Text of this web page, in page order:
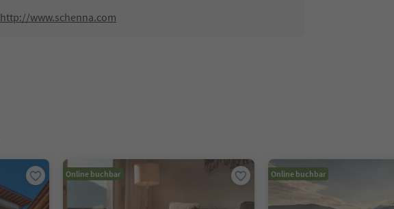
http://www.schenna.com
Online buchbar Online buchbar